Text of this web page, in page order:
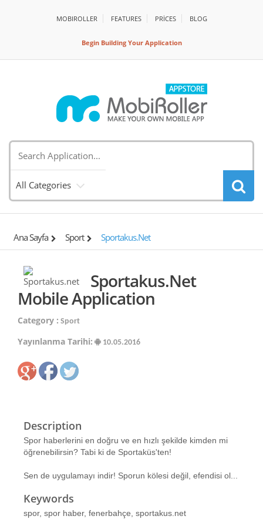
MOBIROLLER FEATURES PRİCES BLOG
Begin Building Your Application
All Categories
Ana Sayfa Sport Sportakus.net
Sportakus.net
Mobile Application
Category : Sport
Yayınlanma Tarihi: 10.05.2016
Description
Spor haberlerini en doğru ve en hızlı şekilde kimden mi
öğrenebilirsin? Tabi ki de Sportaküs'ten!
Sen de uygulamayı indir! Sporun kölesi değil, efendisi ol...
Keywords
spor, spor haber, fenerbahçe, sportakus.net